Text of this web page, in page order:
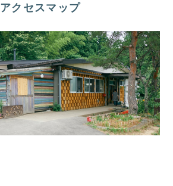
アクセスマップ